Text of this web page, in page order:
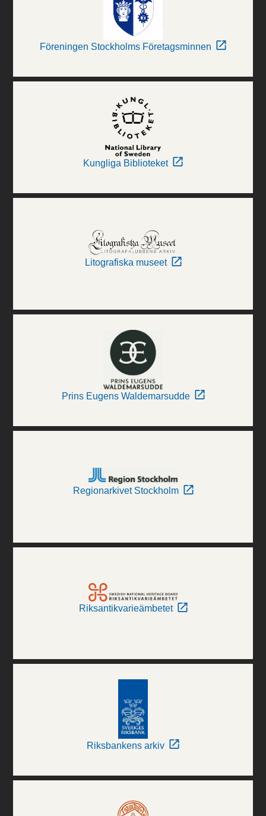
Föreningen Stockholms Företagsminnen
Kungliga Biblioteket
Litografiska museet
Prins Eugens Waldemarsudde
Regionarkivet Stockholm
Riksantikvarieämbetet
Riksbankens arkiv